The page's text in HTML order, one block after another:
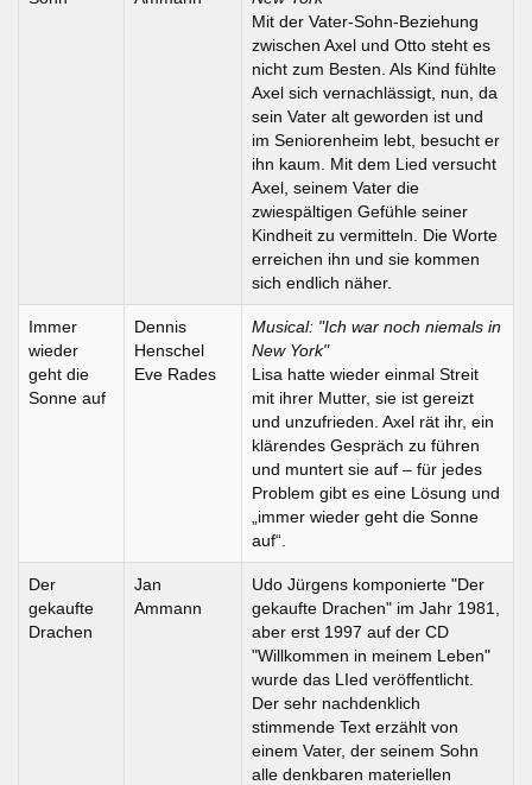
Mit der Vater-Sohn-Beziehung
zwischen Axel und Otto steht es
nicht zum Besten. Als Kind fühlte
Axel sich vernachlässigt, nun, da
sein Vater alt geworden ist und
im Seniorenheim lebt, besucht er
ihn kaum. Mit dem Lied versucht
Axel, seinem Vater die
zwiespältigen Gefühle seiner
Kindheit zu vermitteln. Die Worte
erreichen ihn und sie kommen
sich endlich näher.
Immer
wieder
geht die
Sonne auf
Dennis
Henschel
Eve Rades
Musical: "Ich war noch niemals in
New York"
Lisa hatte wieder einmal Streit
mit ihrer Mutter, sie ist gereizt
und unzufrieden. Axel rät ihr, ein
klärendes Gespräch zu führen
und muntert sie auf – für jedes
Problem gibt es eine Lösung und
„immer wieder geht die Sonne
auf“.
Der
gekaufte
Drachen
Jan
Ammann
Udo Jürgens komponierte "Der
gekaufte Drachen" im Jahr 1981,
aber erst 1997 auf der CD
"Willkommen in meinem Leben"
wurde das LIed veröffentlicht.
Der sehr nachdenklich
stimmende Text erzählt von
einem Vater, der seinem Sohn
alle denkbaren materiellen